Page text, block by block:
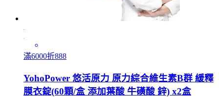
滿6000折888
YohoPower 悠活原力 原力綜合維生素B群 緩釋
膜衣錠(60顆/盒 添加葉酸 牛磺酸 鋅) x2盒